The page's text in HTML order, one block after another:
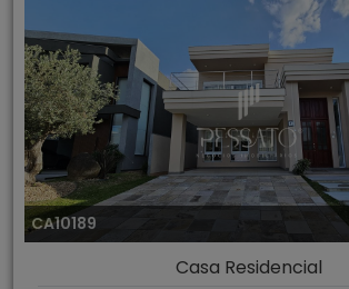
CA10189
Casa Residencial